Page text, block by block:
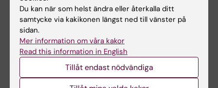
utvecklingsbiologi samt stamcells- och
cancerforskning.
I mer generella termer, befinner sig
salamandrar som modellorganismer i det
viktiga gränssnittet mellan grundläggande
biologisk respektive medicinsk vetenskap.
Du kan när som helst ändra eller återkalla ditt
samtycke via kakikonen längst ned till vänster på
sidan.
Mer information om våra kakor
Read this information in English
Tillåt endast nödvändiga